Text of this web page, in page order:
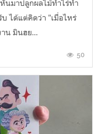
นมาปลูกผลไม้ทำไร่ทำ
ได้แต่คิดว่า "เมื่อไหร่
น มินฮย...
50